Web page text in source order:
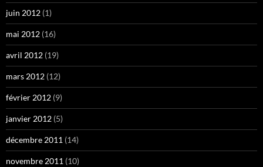
juin 2012 (1)
mai 2012 (16)
avril 2012 (19)
mars 2012 (12)
février 2012 (9)
janvier 2012 (5)
décembre 2011 (14)
novembre 2011 (10)